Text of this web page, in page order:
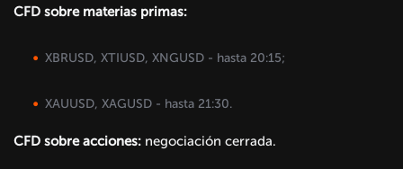
CFD sobre materias primas:
XBRUSD, XTIUSD, XNGUSD - hasta 20:15;
XAUUSD, XAGUSD - hasta 21:30.
CFD sobre acciones: negociación cerrada.